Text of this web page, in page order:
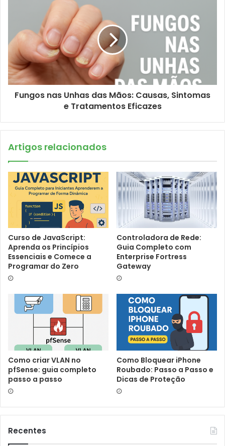
Fungos nas Unhas das Mãos: Causas, Sintomas
e Tratamentos Eficazes
Artigos relacionados
Curso de JavaScript:
Aprenda os Princípios
Essenciais e Comece a
Programar do Zero
Controladora de Rede:
Guia Completo com
Enterprise Fortress
Gateway
Como criar VLAN no
pfSense: guia completo
passo a passo
Como Bloquear iPhone
Roubado: Passo a Passo e
Dicas de Proteção
Recentes